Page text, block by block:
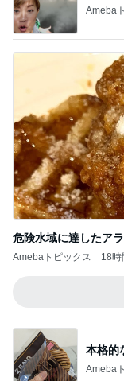
Ameba
危険水域に達したア
Amebaトピックス 18時
本格的
Ameba